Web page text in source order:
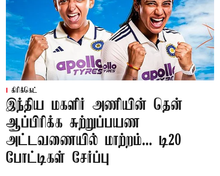
கிரிக்கெட்
இந்திய மகளிர் அணியின் தென்
ஆப்பிரிக்க சுற்றுப்பயண
அட்டவணையில் மாற்றம்... டி20
போட்டிகள் சேர்ப்பு